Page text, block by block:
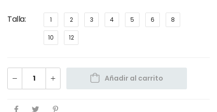
Talla 1 2 3 4 5 6 8
10 12
Añadir al carrito